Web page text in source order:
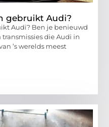
gebruikt Audi?
Audi? Ben je benieuwd
die Audi in
’s werelds meest